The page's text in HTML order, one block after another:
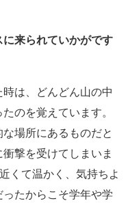
来られていかがです
は、どんどん山の中
のを覚えています。
場所にあるものだと
撃を受けてしまいま
くて温かく、気持ちよ
たからこそ学年や学